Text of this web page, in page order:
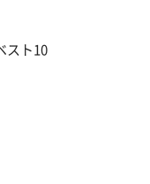
スト10